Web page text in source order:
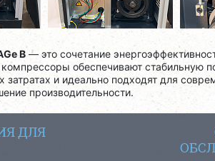
B— это сочетание
компрессоры обеспечивают стабильную
затратах и идеально подходят для
производительности.
ДЛЯ